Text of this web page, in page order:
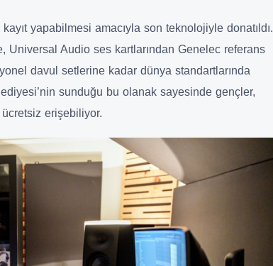
yapabilmesi amacıyla son teknolojiyle donatıldı.
Audio ses kartlarından Genelec referans
davul setlerine kadar dünya standartlarında
sunduğu bu olanak sayesinde gençler,
erişebiliyor.